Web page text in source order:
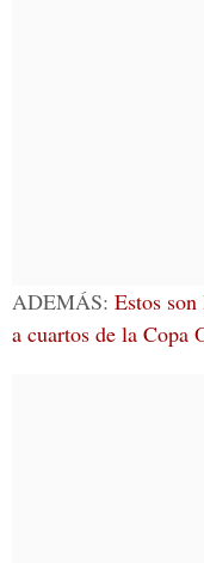
ADEMÁS: Estos
a cuartos de la Copa